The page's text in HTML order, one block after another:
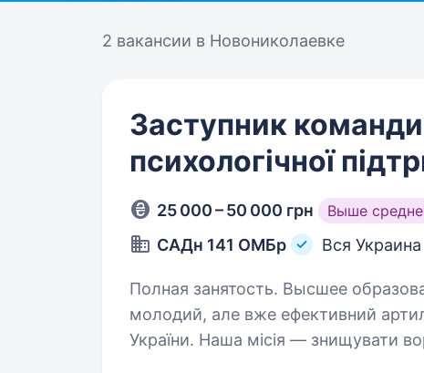
2 вакансии в Новониколаевке
Заступник
психологічної
25 000 – 50 000 грн Выше
САДн 141 ОМБр Вся Украина
Полная занятость. Высшее образование. Привіт! Ми — САДн
молодий, але вже ефективний
України. Наша місія — знищувати